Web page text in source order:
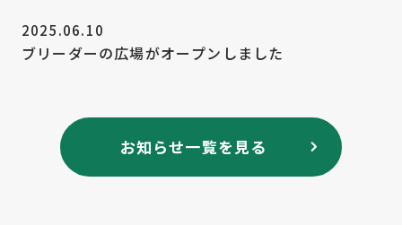
2025.06.10
ブリーダーの広場がオープンしました
お知らせ一覧を見る